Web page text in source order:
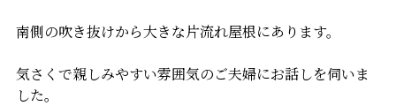
南側の吹き抜けから大きな片流れ屋根にあります。
気さくで親しみやすい雰囲気のご夫婦にお話しを伺いま
した。